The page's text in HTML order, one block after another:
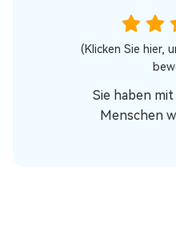
(Klicken Sie hier,
Sie haben mit
Menschen